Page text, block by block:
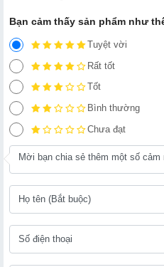
Bạn cảm thấy sản phẩm như
Tuyệt vời
Rất tốt
Tốt
Bình thường
Chưa đạt